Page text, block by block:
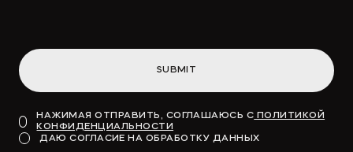
SUBMIT
НАЖИМАЯ ОТПРАВИТЬ, СОГЛАШАЮСЬ С ПОЛИТИКОЙ
КОНФИДЕНЦИАЛЬНОСТИ
ДАЮ СОГЛАСИЕ НА ОБРАБОТКУ ДАННЫХ